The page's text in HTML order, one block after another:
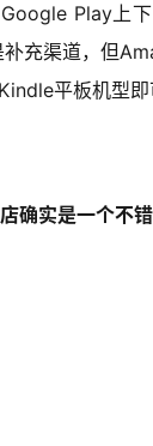
Play上
充渠道，但
平板机型即
确实是一个不错